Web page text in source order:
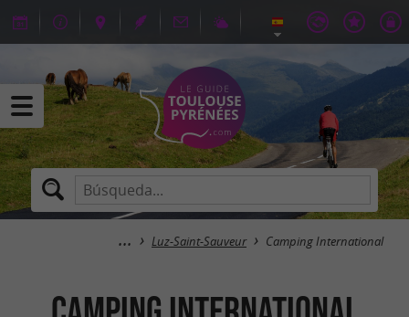
Luz-Saint-Sauveur Camping Inter­national